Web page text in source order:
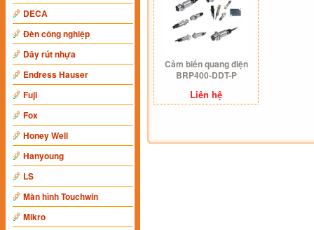
DECA
Đèn công nghiệp
Dây rút nhựa
Endress Hauser
Fuji
Fox
Honey Well
Hanyoung
LS
Màn hình Touchwin
Mikro
Cảm biến quang điện
BRP400-DDT-P
Liên hệ